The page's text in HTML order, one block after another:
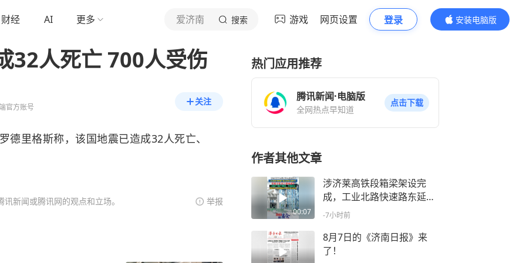
财经 AI 更多 爱济南 搜索 游戏 网页设置 登录
安装电脑版
内容更精彩
32人死亡 700人受伤
官方账号
关注
格斯称，该国地震已造成32人死亡、
新闻或腾讯网的观点和立场。 举报
热门应用推荐
腾讯新闻·电脑版
全网热点早知道
点击下载
作者其他文章
00:07
涉济莱高铁段箱梁架设完
成，工业北路快速路东延主
体完工超90%
-7小时前
8月7日的《济南日报》来
了！